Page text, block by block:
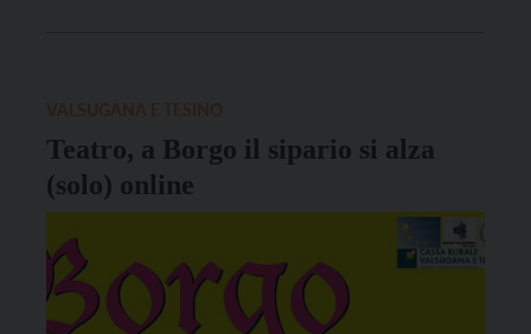
Teatro, a Borgo il sipario si alza
(solo) online